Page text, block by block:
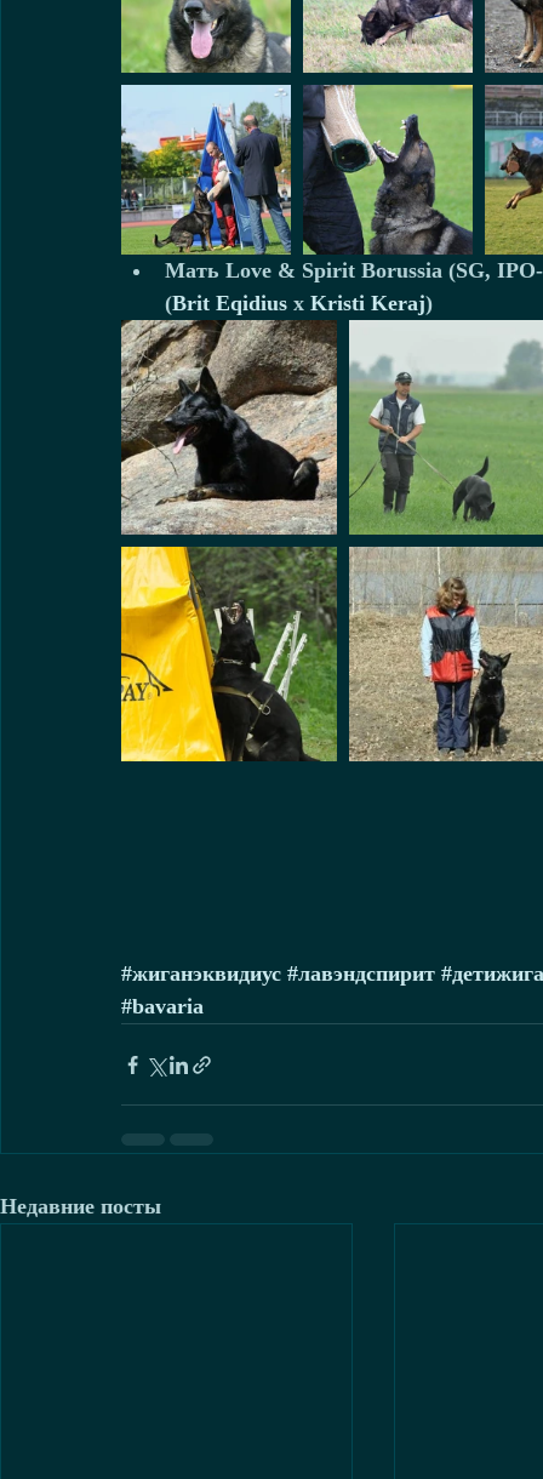
Мать Love & Spirit Borussia (SG,
(Brit Eqidius x Kristi Keraj)
#жиганэквидиус #лавэндспирит
#bavaria
Недавние посты